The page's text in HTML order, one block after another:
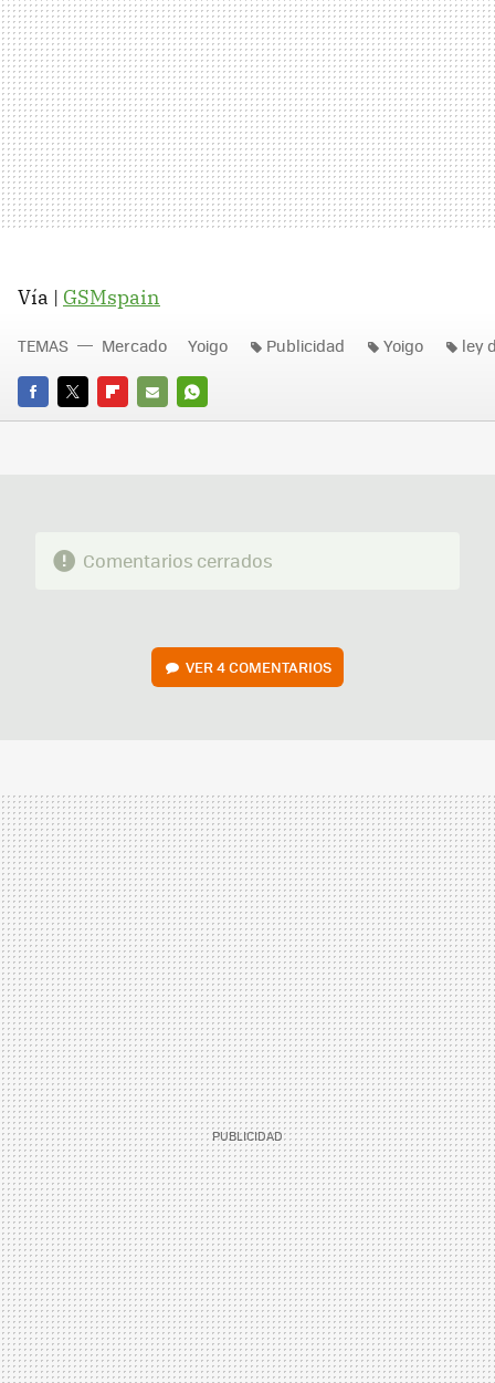
Vía | GSMspain
FACEBOOK
TWITTERFLIPBOARD
E-
WHATSAPP
TEMAS Mercado Yoigo Publicidad Yoigo ley
Comentarios cerrados
VER4 COMENTARIOS